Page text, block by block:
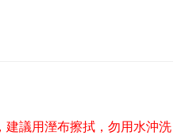
議用溼布擦拭，勿用水沖洗